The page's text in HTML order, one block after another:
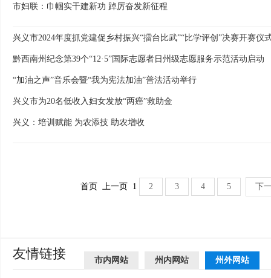
市妇联：巾帼实干建新功 踔厉奋发新征程
兴义市2024年度抓党建促乡村振兴“擂台比武”“比学评创”决赛开赛仪
黔西南州纪念第39个“12·5”国际志愿者日州级志愿服务示范活动启动
“加油之声”音乐会暨“我为宪法加油”普法活动举行
兴义市为20名低收入妇女发放“两癌”救助金
兴义：培训赋能 为农添技 助农增收
首页 上一页 1 2 3 4 5 下
友情链接 市内网站 州内网站 州外网站